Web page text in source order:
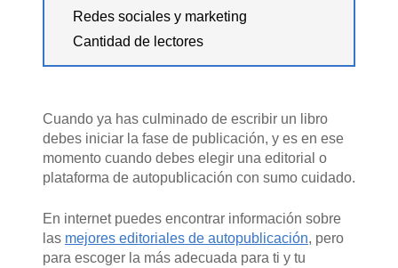
Redes sociales y marketing
Cantidad de lectores
Cuando ya has culminado de escribir un libro
debes iniciar la fase de publicación, y es en ese
momento cuando debes elegir una editorial o
plataforma de autopublicación con sumo cuidado.
En internet puedes encontrar información sobre
las mejores editoriales de autopublicación, pero
para escoger la más adecuada para ti y tu